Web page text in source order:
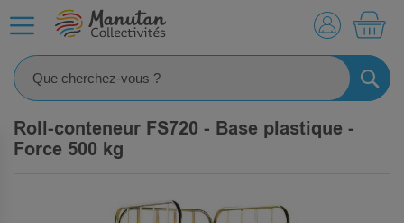
Roll-conteneur FS720 - Base plastique -
Force 500 kg